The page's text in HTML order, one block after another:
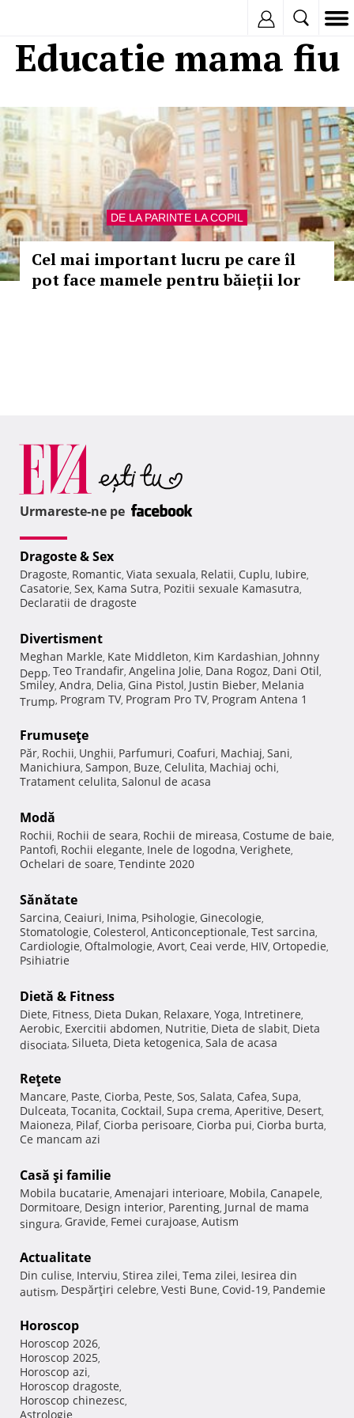
Educatie mama fiu
DE LA PARINTE LA COPIL
Cel mai important lucru pe care îl
pot face mamele pentru băieții lor
Urmareste-ne pe
Dragoste & Sex
Dragoste, Romantic, Viata sexuala, Relatii, Cuplu, Iubire,
Casatorie, Sex, Kama Sutra, Pozitii sexuale Kamasutra,
Declaratii de dragoste
Divertisment
Meghan Markle, Kate Middleton, Kim Kardashian, Johnny
Depp, Teo Trandafir, Angelina Jolie, Dana Rogoz, Dani Otil,
Smiley, Andra, Delia, Gina Pistol, Justin Bieber, Melania
Trump, Program TV, Program Pro TV, Program Antena 1
Frumuseţe
Păr, Rochii, Unghii, Parfumuri, Coafuri, Machiaj, Sani,
Manichiura, Sampon, Buze, Celulita, Machiaj ochi,
Tratament celulita, Salonul de acasa
Modă
Rochii, Rochii de seara, Rochii de mireasa, Costume de baie,
Pantofi, Rochii elegante, Inele de logodna, Verighete,
Ochelari de soare, Tendinte 2020
Sănătate
Sarcina, Ceaiuri, Inima, Psihologie, Ginecologie,
Stomatologie, Colesterol, Anticonceptionale, Test sarcina,
Cardiologie, Oftalmologie, Avort, Ceai verde, HIV, Ortopedie,
Psihiatrie
Dietă & Fitness
Diete, Fitness, Dieta Dukan, Relaxare, Yoga, Intretinere,
Aerobic, Exercitii abdomen, Nutritie, Dieta de slabit, Dieta
disociata, Silueta, Dieta ketogenica, Sala de acasa
Reţete
Mancare, Paste, Ciorba, Peste, Sos, Salata, Cafea, Supa,
Dulceata, Tocanita, Cocktail, Supa crema, Aperitive, Desert,
Maioneza, Pilaf, Ciorba perisoare, Ciorba pui, Ciorba burta,
Ce mancam azi
Casă şi familie
Mobila bucatarie, Amenajari interioare, Mobila, Canapele,
Dormitoare, Design interior, Parenting, Jurnal de mama
singura, Gravide, Femei curajoase, Autism
Actualitate
Din culise, Interviu, Stirea zilei, Tema zilei, Iesirea din
autism, Despărţiri celebre, Vesti Bune, Covid-19, Pandemie
Horoscop
Horoscop 2026,
Horoscop 2025,
Horoscop azi,
Horoscop dragoste,
Horoscop chinezesc,
Astrologie